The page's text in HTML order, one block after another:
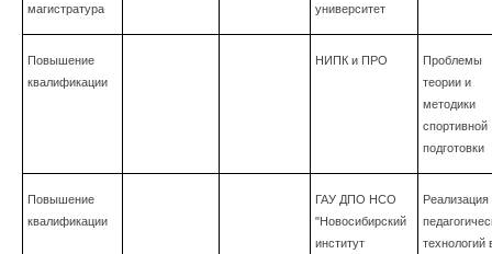
магистратура
университет
Повышение
квалификации
НИПК и ПРО
Проблемы
теории и
методики
спортивной
подготовки
Повышение
квалификации
ГАУ ДПО НСО
"Новосибирский
институт
Реализация
технологий